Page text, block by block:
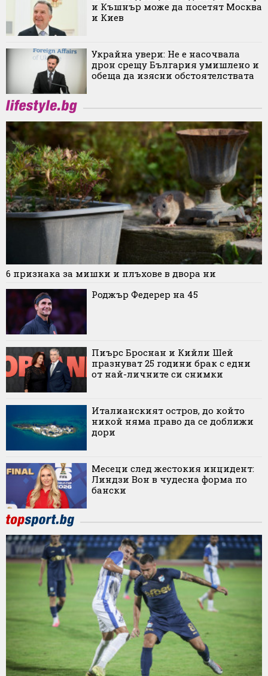
и Къшнър може да посетят Москва
и Киев
Украйна увери: Не е насочвала
дрон срещу България умишлено и
обеща да изясни обстоятелствата
6 признака за мишки и плъхове в двора ни
Роджър Федерер на 45
Пиърс Броснан и Кийли Шей
празнуват 25 години брак с едни
от най-личните си снимки
Италианският остров, до който
никой няма право да се доближи
дори
Месеци след жестокия инцидент:
Линдзи Вон в чудесна форма по
бански